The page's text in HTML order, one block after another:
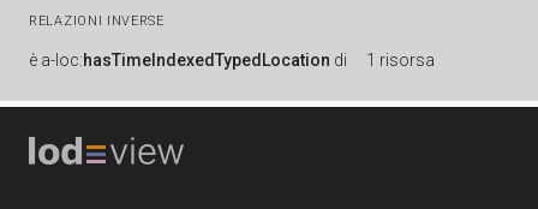
RELAZIONI INVERSE
è a-loc:hasTimeIndexedTypedLocation di 1 risorsa